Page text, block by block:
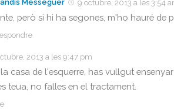
Messeguer 9 octubre, 2013 a les 3:54
però si hi ha segones, m'ho hauré de
2013 a les 9:47 pm
casa de l'esquerre, has vullgut
teua, no falles en el tractament.